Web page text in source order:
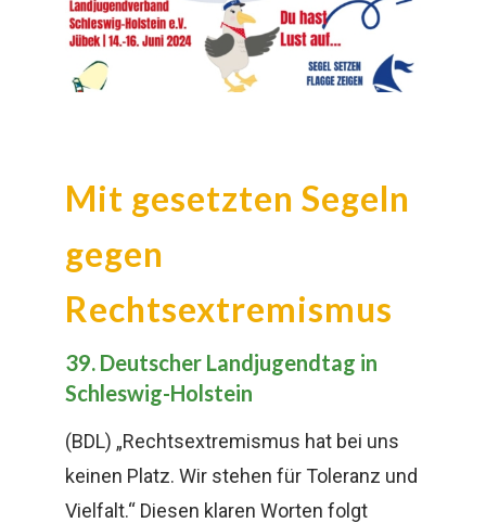
Mit gesetzten Segeln
gegen
Rechtsextremismus
39. Deutscher Landjugendtag in
Schleswig-Holstein
(BDL) „Rechtsextremismus hat bei uns
keinen Platz. Wir stehen für Toleranz und
Vielfalt.“ Diesen klaren Worten folgt